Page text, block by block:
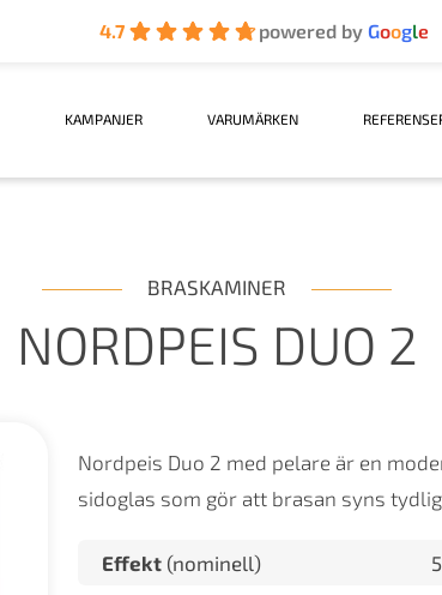
4.7 powered byGoogle
KAMPANJER VARUMÄRKEN
BRASKAMINER
NORDPEIS DUO 2
Nordpeis Duo 2 med pelare är en
sidoglas som gör att brasan syns
Effekt (nominell)